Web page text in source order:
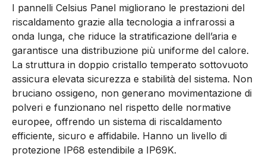
I pannelli Celsius Panel migliorano le prestazioni del
riscaldamento grazie alla tecnologia a infrarossi a
onda lunga, che riduce la stratificazione dell’aria e
garantisce una distribuzione più uniforme del calore.
La struttura in doppio cristallo temperato sottovuoto
assicura elevata sicurezza e stabilità del sistema. Non
bruciano ossigeno, non generano movimentazione di
polveri e funzionano nel rispetto delle normative
europee, offrendo un sistema di riscaldamento
efficiente, sicuro e affidabile. Hanno un livello di
protezione IP68 estendibile a IP69K.